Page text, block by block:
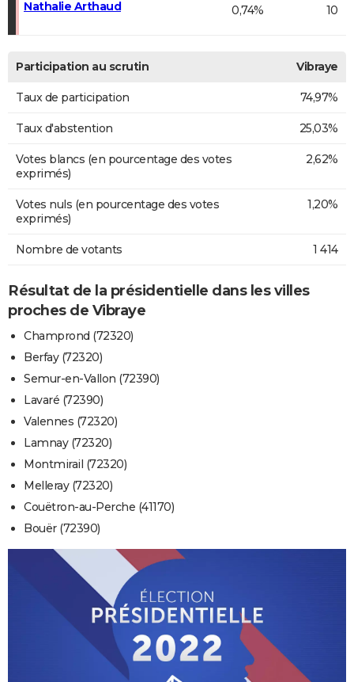
Nathalie Arthaud 0,74% 10
Participation au scrutin Vibraye
Taux de participation 74,97%
Taux d'abstention 25,03%
Votes blancs (en pourcentage des votes
exprimés)
2,62%
Votes nuls (en pourcentage des votes
exprimés)
1,20%
Nombre de votants 1 414
Résultat de la présidentielle dans les villes
proches de Vibraye
Champrond (72320)
Berfay (72320)
Semur-en-Vallon (72390)
Lavaré (72390)
Valennes (72320)
Lamnay (72320)
Montmirail (72320)
Melleray (72320)
Couëtron-au-Perche (41170)
Bouër (72390)